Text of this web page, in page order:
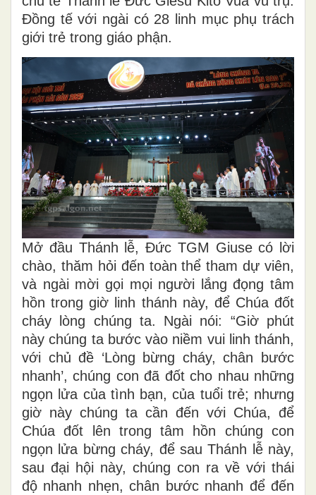
Đồng tế với ngài có 28 linh mục phụ trách
giới trẻ trong giáo phận.
Mở đầu Thánh lễ, Đức TGM Giuse có lời
chào, thăm hỏi đến toàn thể tham dự viên,
và ngài mời gọi mọi người lắng đọng tâm
hồn trong giờ linh thánh này, để Chúa đốt
cháy lòng chúng ta. Ngài nói: “Giờ phút
này chúng ta bước vào niềm vui linh thánh,
với chủ đề ‘Lòng bừng cháy, chân bước
nhanh’, chúng con đã đốt cho nhau những
ngọn lửa của tình bạn, của tuổi trẻ; nhưng
giờ này chúng ta cần đến với Chúa, để
Chúa đốt lên trong tâm hồn chúng con
ngọn lửa bừng cháy, để sau Thánh lễ này,
sau đại hội này, chúng con ra về với thái
độ nhanh nhẹn, chân bước nhanh để đến